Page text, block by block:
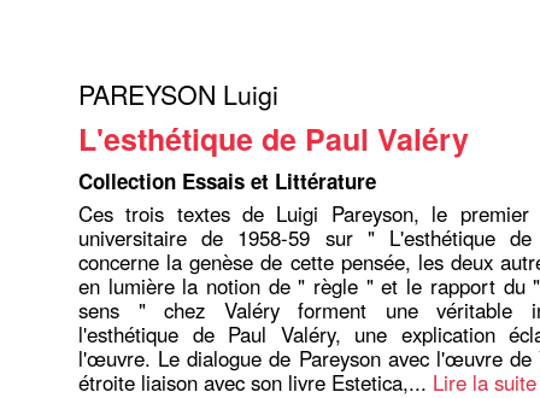
PAREYSON Luigi
L'esthétique de Paul Valéry
Collection Essais et Littérature
Ces trois textes de Luigi Pareyson, le
universitaire de 1958-59 sur " L'esthétique
concerne la genèse de cette pensée, les deux
en lumière la notion de " règle " et le rapport du
sens " chez Valéry forment une véritable
l'esthétique de Paul Valéry, une explication
l'œuvre. Le dialogue de Pareyson avec l'œuvre de
étroite liaison avec son livre Estetica,... Lire la suite